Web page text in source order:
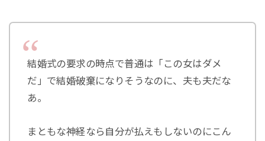
結婚式の要求の時点で普通は「この女はダメ
だ」で結婚破棄になりそうなのに、夫も夫だな
あ。
まともな神経なら自分が払えもしないのにこん